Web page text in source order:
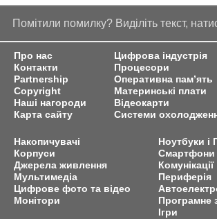
Помітили помилку? Виділіть текст,
Про нас
Контакти
Partnership
Copyright
Наші нагороди
Карта сайту
Цифрова індустрія
Процесори
Оперативна пам’ять
Материнські плати
Відеокарти
Системи
Накопичувачі
Корпуси
Джерела живлення
Мультимедіа
Цифрове фото та відео
Монітори
Ноутбуки і
Смартфони
Комунікації
Периферія
Програмне
Ігри